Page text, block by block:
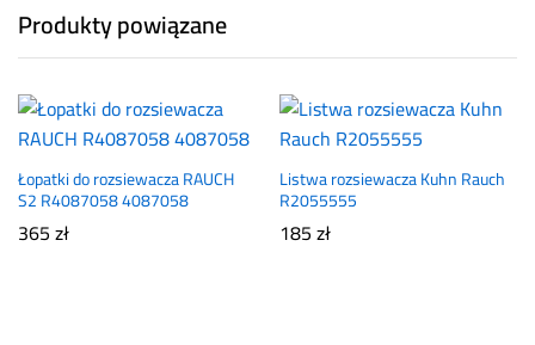
Produkty powiązane
Łopatki do rozsiewacza RAUCH
S2 R4087058 4087058
365zł
Listwa rozsiewacza Kuhn Rauch
R2055555
185zł